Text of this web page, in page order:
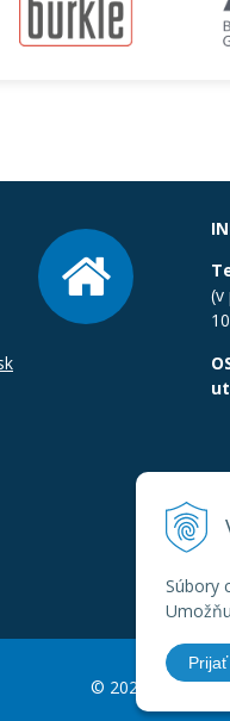
Súbory
Prijať
(v
© 2026